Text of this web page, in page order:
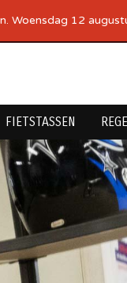
FIETSTASSEN
Woensdag 12